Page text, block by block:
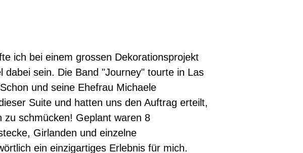
ich bei einem grossen Dekorationsprojekt
dabei sein. Die Band "Journey" tourte in Las
und seine Ehefrau Michaele
Suite und hatten uns den Auftrag erteilt,
zu schmücken! Geplant waren 8
Girlanden und einzelne
ein einzigartiges Erlebnis für mich.